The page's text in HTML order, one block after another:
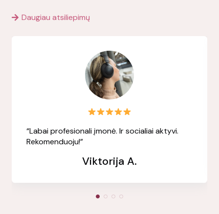
Daugiau atsiliepimų
“Labai profesionali įmonė. Ir socialiai aktyvi.
Rekomenduoju!”
Viktorija A.